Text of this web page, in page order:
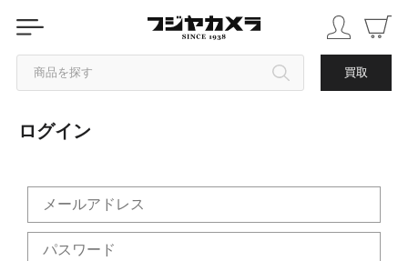
商品を探す 買取
カテゴリから探す
中古品を探す
ログイン